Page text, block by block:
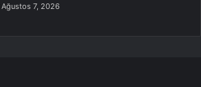
Ağustos 7, 2026